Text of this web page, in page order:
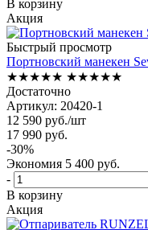
В корзину
Акция
Быстрый просмотр
Портновский манекен
★★★★★ ★★★★★
Достаточно
Артикул: 20420-1
12 590 руб./шт
17 990 руб.
-30%
Экономия 5 400 руб.
-
В корзину
Акция